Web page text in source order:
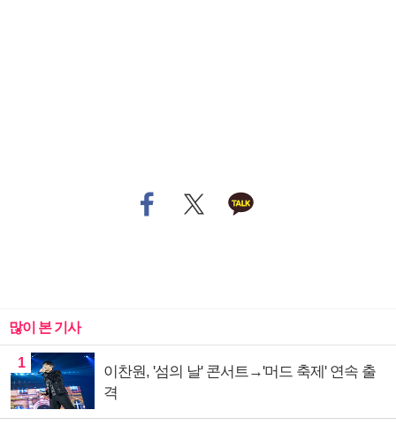
많이 본 기사
1
이찬원, '섬의 날' 콘서트→'머드 축제' 연속 출
격